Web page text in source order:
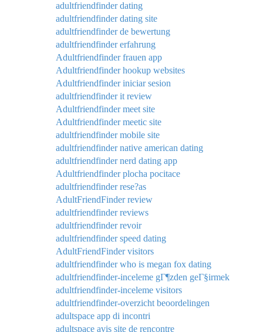
adultfriendfinder dating
adultfriendfinder dating site
adultfriendfinder de bewertung
adultfriendfinder erfahrung
Adultfriendfinder frauen app
Adultfriendfinder hookup websites
Adultfriendfinder iniciar sesion
adultfriendfinder it review
Adultfriendfinder meet site
Adultfriendfinder meetic site
adultfriendfinder mobile site
adultfriendfinder native american dating
adultfriendfinder nerd dating app
Adultfriendfinder plocha pocitace
adultfriendfinder rese?as
AdultFriendFinder review
adultfriendfinder reviews
adultfriendfinder revoir
adultfriendfinder speed dating
AdultFriendFinder visitors
adultfriendfinder who is megan fox dating
adultfriendfinder-inceleme gГ¶zden geГ§irmek
adultfriendfinder-inceleme visitors
adultfriendfinder-overzicht beoordelingen
adultspace app di incontri
adultspace avis site de rencontre